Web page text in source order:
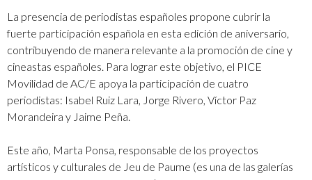
La presencia de periodistas españoles propone cubrir la
fuerte participación española en esta edición de aniversario,
contribuyendo de manera relevante a la promoción de cine y
cineastas españoles. Para lograr este objetivo, el PICE
Movilidad de AC/E apoya la participación de cuatro
periodistas: Isabel Ruiz Lara, Jorge Rivero, Víctor Paz
Morandeira y Jaime Peña.
Este año, Marta Ponsa, responsable de los proyectos
artísticos y culturales de Jeu de Paume (es una de las galerías